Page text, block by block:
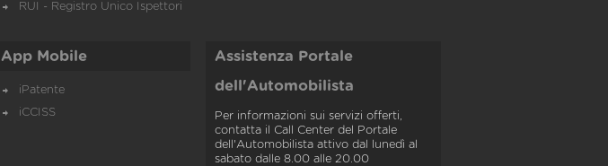
RUI - Registro Unico Ispettori
App Mobile
iPatente
iCCISS
Assistenza Portale
dell'Automobilista
Per informazioni sui servizi offerti,
contatta il Call Center del Portale
dell'Automobilista attivo dal lunedì al
sabato dalle 8.00 alle 20.00